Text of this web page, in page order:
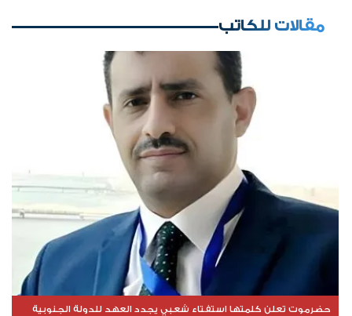
مقالات للكاتب
حضرموت تعلن كلمتها استفتاء شعبي يجدد العهد للدولة الجنوبية